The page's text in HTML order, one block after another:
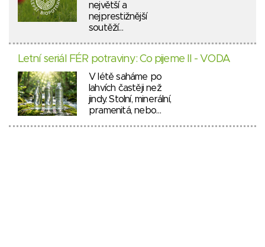
největší a
nejprestižnější
soutěží…
Letní seriál FÉR potraviny: Co pijeme II - VODA
V létě saháme po
lahvích častěji než
jindy. Stolní, minerální,
pramenitá, nebo…